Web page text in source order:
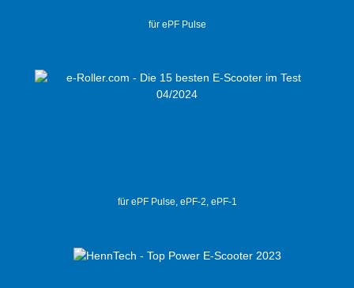
für ePF Pulse
für ePF Pulse, ePF-2, ePF-1